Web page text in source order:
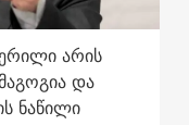
არის
და
ნაწილი